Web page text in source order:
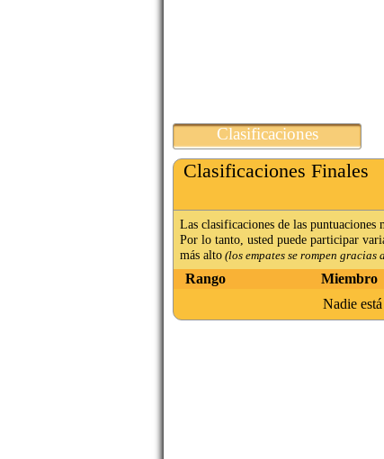
Clasificaciones
Clasificaciones Finales
Las clasificaciones de las puntuaciones
Por lo tanto, usted puede participar
más alto (los empates se rompen
Rango Miembro
Nadie